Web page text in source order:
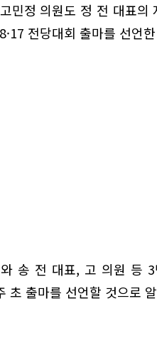
민정 의원도 정 전 대표의
전당대회 출마를 선언
송 전 대표, 고 의원 등
초 출마를 선언할 것으로